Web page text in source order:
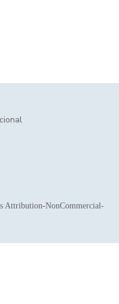
Attribution-NonCommercial-